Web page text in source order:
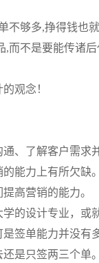
够多,挣得钱也就
不是要能传诸后
观念！
了解客户需求
能力上有所欠缺
高营销的能力。
设计专业，或
签单能力并没有
是只签两三个单